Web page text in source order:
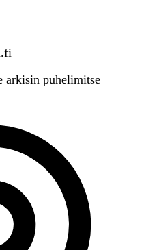
arkisin puhelimitse